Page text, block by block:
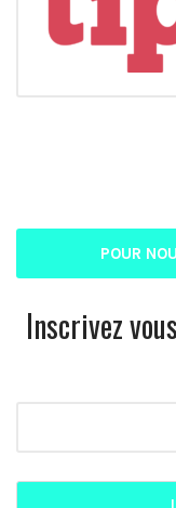
POUR
Inscrivez